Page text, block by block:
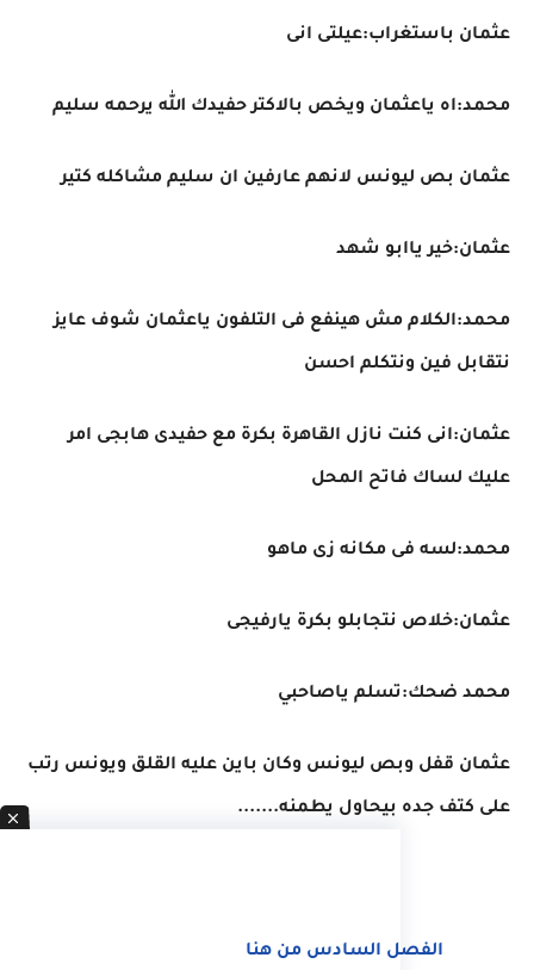
عثمان باستغراب:عيلتى انى
محمد:اه ياعثمان ويخص بالاكتر حفيدك الله يرحمه سليم
عثمان بص ليونس لانهم عارفين ان سليم مشاكله كتير
عثمان:خير ياابو شهد
محمد:الكلام مش هينفع فى التلفون ياعثمان شوف عايز
نتقابل فين ونتكلم احسن
عثمان:انى كنت نازل القاهرة بكرة مع حفيدى هابجى امر
عليك لساك فاتح المحل
محمد:لسه فى مكانه زى ماهو
عثمان:خلاص نتجابلو بكرة يارفيجى
محمد ضحك:تسلم ياصاحبي
عثمان قفل وبص ليونس وكان باين عليه القلق ويونس رتب
على كتف جده بيحاول يطمنه.......
الفصل السادس من هنا